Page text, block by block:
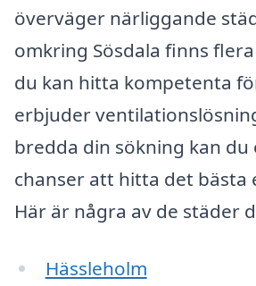
överväger närliggande
omkring Sösdala finns
du kan hitta kompetenta
erbjuder
bredda din sökning kan du
chanser att hitta det bästa
Här är några av de städer
Hässleholm